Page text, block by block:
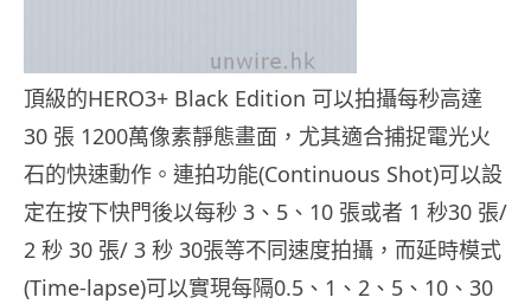
頂級的HERO3+ Black Edition 可以拍攝每秒高達
30 張 1200萬像素靜態畫面，尤其適合捕捉電光火
石的快速動作。連拍功能(Continuous Shot)可以設
定在按下快門後以每秒 3、5、10 張或者 1 秒30 張/
2 秒 30 張/ 3 秒 30張等不同速度拍攝，而延時模式
(Time-lapse)可以實現每隔0.5、1、2、5、10、30